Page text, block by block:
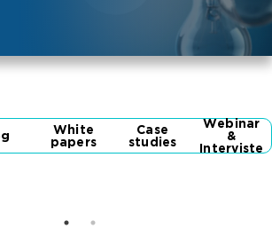
White
papers
Case
studies
Webinar
&
Interviste